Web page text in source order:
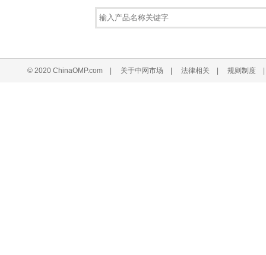
© 2020 ChinaOMP.com| 关于中网市场 法律相关 规则制度